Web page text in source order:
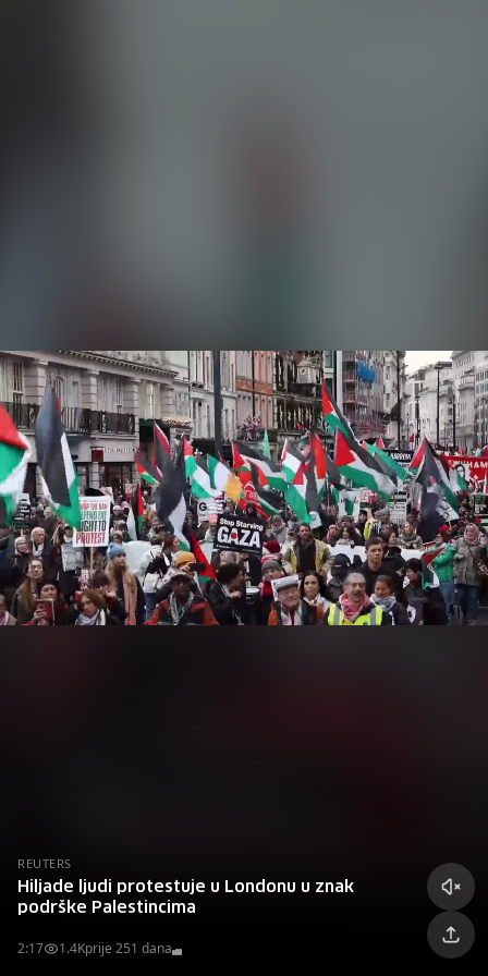
REUTERS
Hiljade ljudi protestuje u Londonu u znak
podrške Palestincima
2:17 1.4Kprije 251 dana